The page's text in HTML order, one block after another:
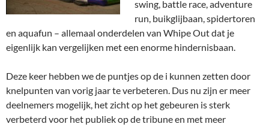
swing, battle race, adventure
run, buikglijbaan, spidertoren
en aquafun – allemaal onderdelen van Whipe Out dat je
eigenlijk kan vergelijken met een enorme hindernisbaan.
Deze keer hebben we de puntjes op de i kunnen zetten door
knelpunten van vorig jaar te verbeteren. Dus nu zijn er meer
deelnemers mogelijk, het zicht op het gebeuren is sterk
verbeterd voor het publiek op de tribune en met meer